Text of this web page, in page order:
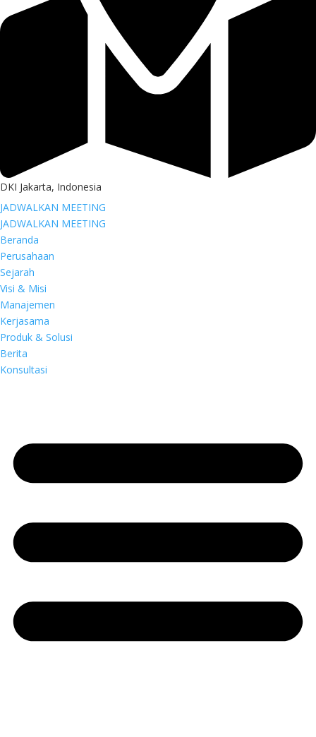
DKI Jakarta, Indonesia
JADWALKAN MEETING
JADWALKAN MEETING
Beranda
Perusahaan
Sejarah
Visi & Misi
Manajemen
Kerjasama
Produk & Solusi
Berita
Konsultasi